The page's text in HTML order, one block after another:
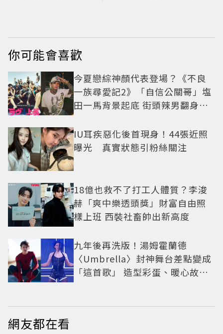
你可能會喜歡
今夏戀綜神顏代表登場？《不良
一族尋愛記2》「自信公關哥」塩
田一馬背景起底 街頭辣男翻身當
IU耳疾惡化後首現身！44張近照
曝光 真實狀態引粉絲關注
18億也救不了打工人體質？李浚
赫「爽中樂透頭獎」財富自由照
樣上班 西裝社畜帥出新高度
九年後再洗版！湯姆霍蘭德
〈Umbrella〉封神舞台差點變成
「這首歌」 造型彩蛋、暖心故事
網友都在看